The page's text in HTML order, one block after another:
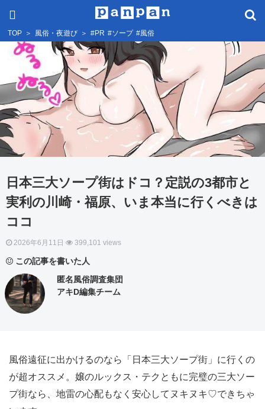
TOP ＞ 風俗・夜遊び ＞ #PR #ソープ #風俗
日本三大ソープ街はドコ？定説の3都市と
実利の川崎・福原、いま本当に行くべきは
ココ
2026年6月11日 399,101 views
この記事を書いた人
匿名風俗調査集団
アキD編集チーム
風俗遠征に出かけるのなら「日本三大ソープ街」に行くの
が超オススメ。嬢のルックス・テクともに完璧の三大ソー
プ街なら、地雷の心配もなく安心してヌキヌキ♡できちゃ